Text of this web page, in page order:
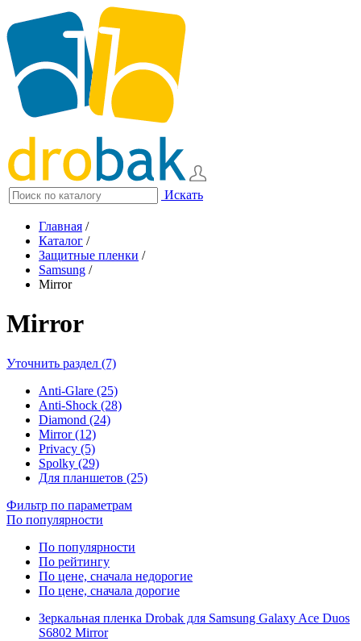
Искать
Главная /
Каталог /
Защитные пленки /
Samsung /
Mirror
Mirror
Уточнить раздел (7)
Anti-Glare (25)
Anti-Shock (28)
Diamond (24)
Mirror (12)
Privacy (5)
Spolky (29)
Для планшетов (25)
Фильтр по параметрам
По популярности
По популярности
По рейтингу
По цене, сначала недорогие
По цене, сначала дорогие
Зеркальная пленка Drobak для Samsung Galaxy Ace Duos
S6802 Mirror